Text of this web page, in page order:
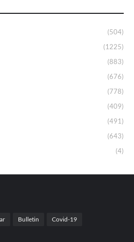
(504)
(1225)
(883)
(676)
(778)
(409)
(491)
(643)
(4)
Bulletin Covid-19